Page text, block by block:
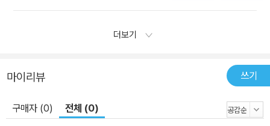
더보기
마이리뷰 쓰기
구매자 (0) 전체 (0)